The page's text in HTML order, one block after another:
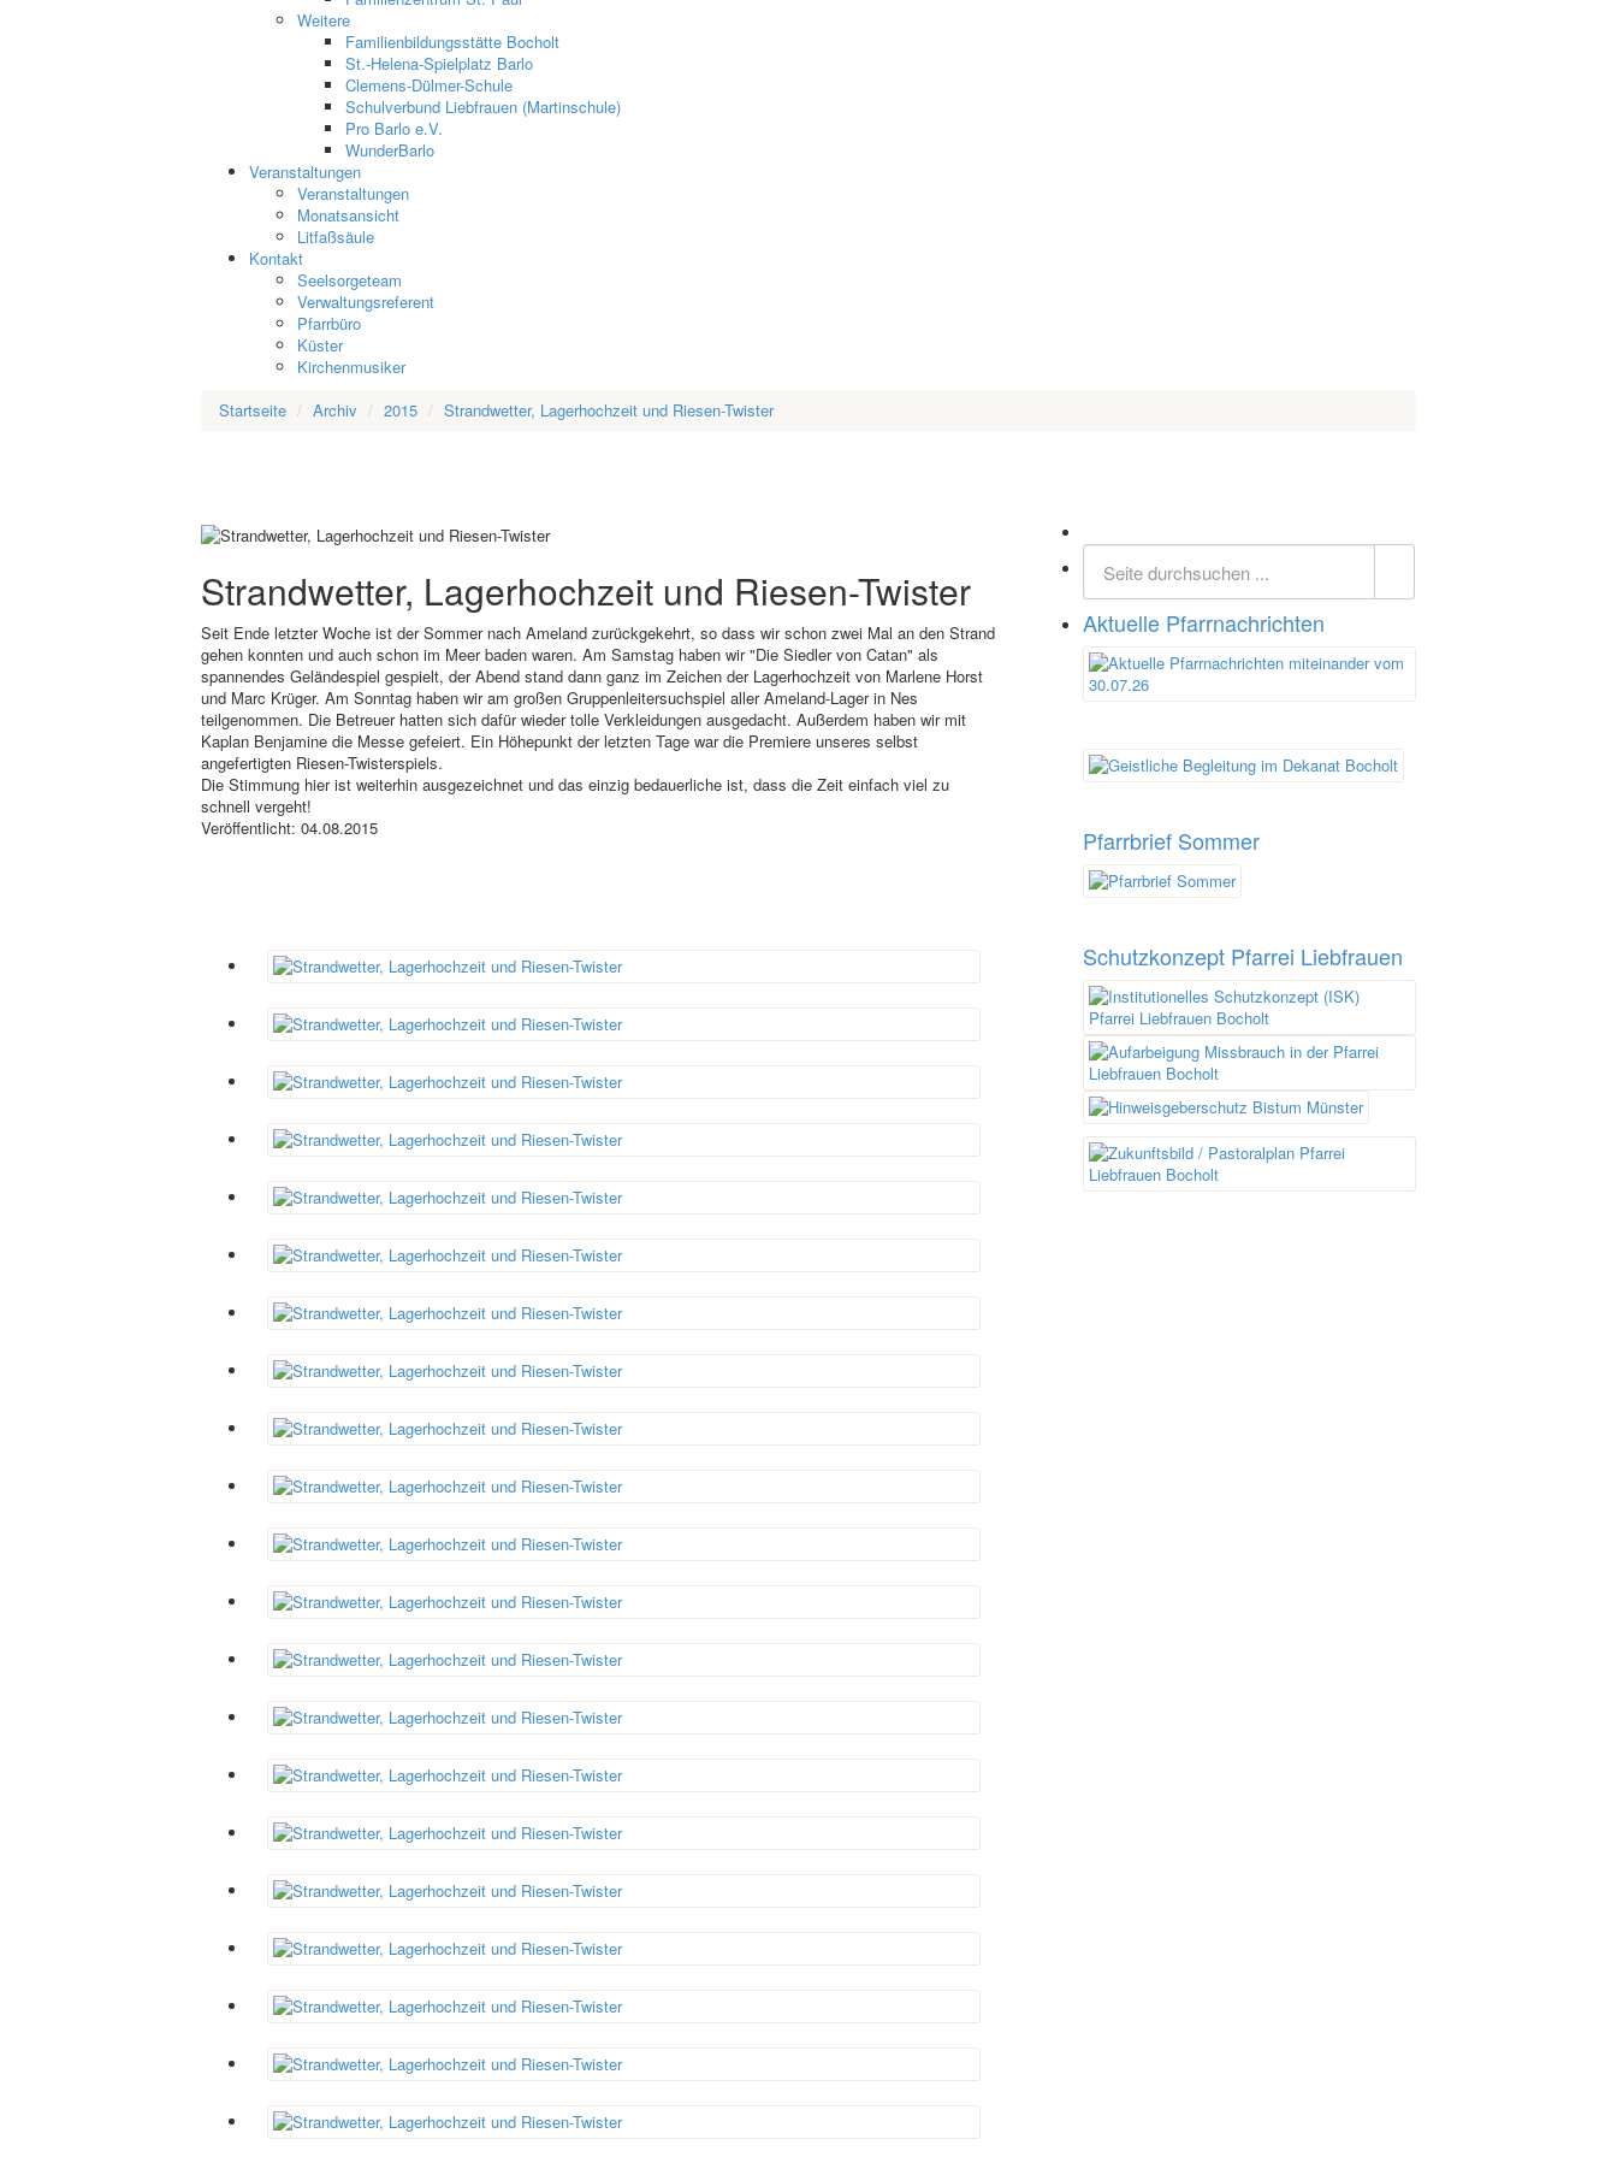
Weitere
Familienbildungsstätte Bocholt
St.-Helena-Spielplatz Barlo
Clemens-Dülmer-Schule
Schulverbund Liebfrauen (Martinschule)
Pro Barlo e.V.
WunderBarlo
Veranstaltungen
Veranstaltungen
Monatsansicht
Litfaßsäule
Kontakt
Seelsorgeteam
Verwaltungsreferent
Pfarrbüro
Küster
Kirchenmusiker
Startseite
Archiv 2015 Strandwetter, Lagerhochzeit und Riesen-Twister
Strandwetter, Lagerhochzeit und Riesen-Twister
Seit Ende letzter Woche ist der Sommer nach Ameland zurückgekehrt, so dass wir schon zwei Mal an den Strand
gehen konnten und auch schon im Meer baden waren. Am Samstag haben wir "Die Siedler von Catan" als
spannendes Geländespiel gespielt, der Abend stand dann ganz im Zeichen der Lagerhochzeit von Marlene Horst
und Marc Krüger. Am Sonntag haben wir am großen Gruppenleitersuchspiel aller Ameland-Lager in Nes
teilgenommen. Die Betreuer hatten sich dafür wieder tolle Verkleidungen ausgedacht. Außerdem haben wir mit
Kaplan Benjamine die Messe gefeiert. Ein Höhepunkt der letzten Tage war die Premiere unseres selbst
angefertigten Riesen-Twisterspiels.
Die Stimmung hier ist weiterhin ausgezeichnet und das einzig bedauerliche ist, dass die Zeit einfach viel zu
schnell vergeht!
Veröffentlicht: 04.08.2015
Aktuelle Pfarrnachrichten
Pfarrbrief Sommer
Schutzkonzept Pfarrei Liebfrauen